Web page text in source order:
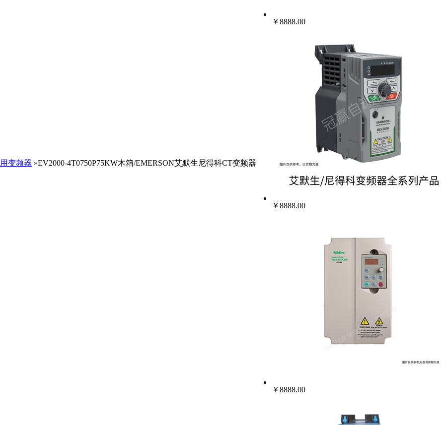
变频器 »EV2000-4T0750P75KW木箱/EMERSON艾默生尼得科CT变频器
￥8888.00
￥8888.00
￥8888.00